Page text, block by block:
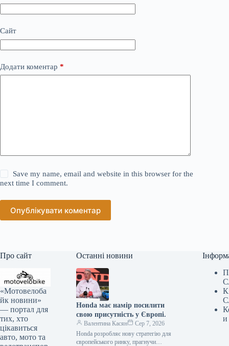
Сайт
Додати коментар *
Save my name, email and website in this browser for the
next time I comment.
Опублікувати коментар
Про сайт
«Мотовелоба
йк новини»
— портал для
тих, хто
цікавиться
авто, мото та
Останні новини
Honda має намір посилити
свою присутність у Європі.
Валентина Касян
Сер 7, 2026
Honda розробляє нову стратегію для
європейського ринку, прагнучи
и